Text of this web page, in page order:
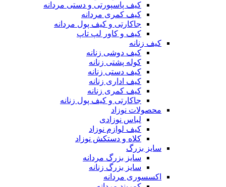
کیف پاسپورتی و دستی مردانه
کیف کمری مردانه
جاکارتی و کیف پول مردانه
کیف و کاور لپ تاپ
کیف زنانه
کیف دوشی زنانه
کوله پشتی زنانه
کیف دستی زنانه
کیف اداری زنانه
کیف کمری زنانه
جاکارتی و کیف پول زنانه
محصولات نوزاد
لباس نوزادی
کیف لوازم نوزاد
کلاه و دستکش نوزاد
سایز بزرگ
سایز بزرگ مردانه
سایز بزرگ زنانه
اکسسوری مردانه